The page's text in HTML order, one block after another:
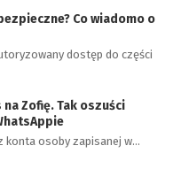
Co wiadomo o
dostęp do części
Zofię. Tak oszuści
konta osoby zapisanej w…